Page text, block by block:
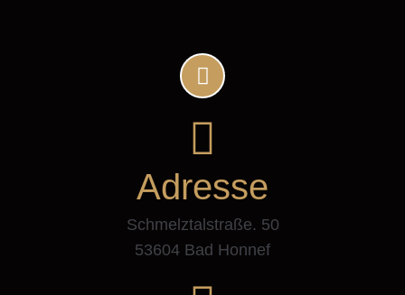
Adresse
Schmelztalstraße. 50
53604 Bad Honnef